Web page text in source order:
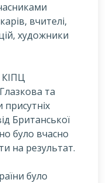
вчителі,
художники
та
Британської
було вчасно
на результат.
було